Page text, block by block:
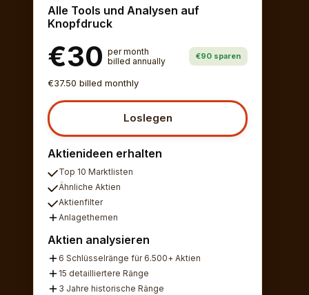
Alle Tools und Analysen auf
Knopfdruck
€30 per month
billed annually
€90 sparen
€37.50 billed monthly
Loslegen
Aktienideen erhalten
Top 10 Marktlisten
Ähnliche Aktien
Aktienfilter
Anlagethemen
Aktien analysieren
6 Schlüsselränge für 6.500+ Aktien
15 detailliertere Ränge
3 Jahre historische Ränge